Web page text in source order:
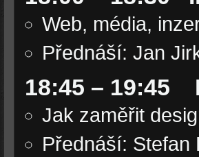
Web, média,
Přednáší: Jan
18:45 – 19:45
Jak zaměřit
Přednáší: Stefan